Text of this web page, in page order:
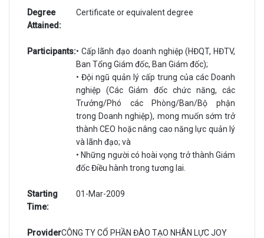
Degree
Attained:
Certificate or equivalent degree
Participants:• Cấp lãnh đạo doanh nghiệp (HĐQT, HĐTV,
Ban Tổng Giám đốc, Ban Giám đốc);
• Đội ngũ quản lý cấp trung của các Doanh
nghiệp (Các Giám đốc chức năng, các
Trưởng/Phó các Phòng/Ban/Bộ phận
trong Doanh nghiệp), mong muốn sớm trở
thành CEO hoặc nâng cao năng lực quản lý
và lãnh đạo; và
• Những người có hoài vọng trở thành Giám
đốc Điều hành trong tương lai.
Starting
Time:
01-Mar-2009
ProviderCÔNG TY CỔ PHẦN ĐÀO TẠO NHÂN LỰC JOY